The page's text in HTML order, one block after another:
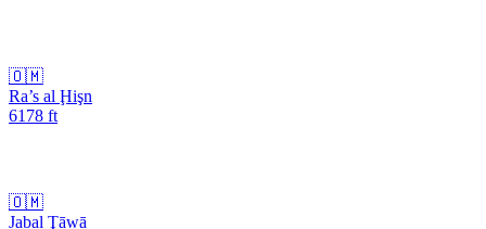
🇴🇲
Ra’s al Ḩişn
6178 ft
🇴🇲
Jabal Ţāwā